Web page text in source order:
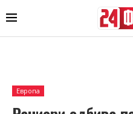
Европа